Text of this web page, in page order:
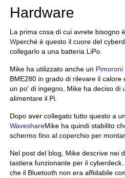
Hardware
La prima cosa di cui avrete bisogno
Wperché è questo il cuore del
collegarlo a una batteria LiPo.
Mike ha utilizzato anche un Pimoroni
BME280 in grado di rilevare il calore
un po' di ingegno, Mike ha deciso di
alimentare il Pi.
Dopo aver collegato tutto questo a un
WaveshareMike ha quindi stabilito
schermo fino al coperchio per
Nel post del blog, Mike descrive nei
tastiera funzionante per il
che il Bluetooth non era affidabile